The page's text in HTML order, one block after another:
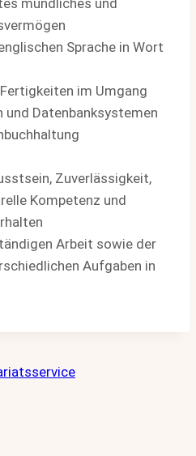
mündliches und
Sprache in Wort
im Umgang
Datenbanksystemen
Zuverlässigkeit,
Kompetenz und
Arbeit sowie der
Aufgaben in